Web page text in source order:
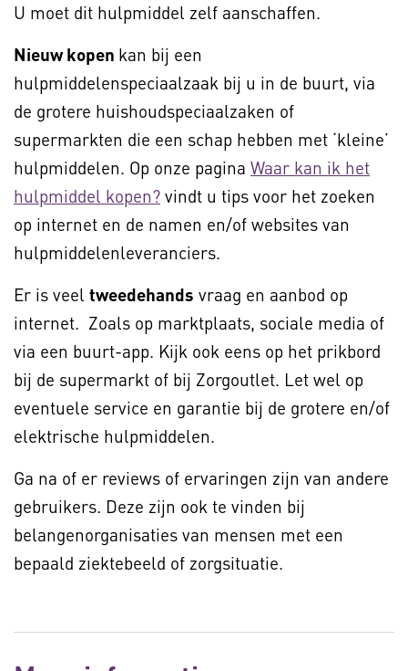
U moet dit hulpmiddel zelf aanschaffen.
Nieuw kopen kan bij een
hulpmiddelenspeciaalzaak bij u in de buurt, via
de grotere huishoudspeciaalzaken of
supermarkten die een schap hebben met ‘kleine’
hulpmiddelen. Op onze pagina Waar kan ik het
hulpmiddel kopen? vindt u tips voor het zoeken
op internet en de namen en/of websites van
hulpmiddelenleveranciers.
Er is veel tweedehands vraag en aanbod op
internet. Zoals op marktplaats, sociale media of
via een buurt-app. Kijk ook eens op het prikbord
bij de supermarkt of bij Zorgoutlet. Let wel op
eventuele service en garantie bij de grotere en/of
elektrische hulpmiddelen.
Ga na of er reviews of ervaringen zijn van andere
gebruikers. Deze zijn ook te vinden bij
belangenorganisaties van mensen met een
bepaald ziektebeeld of zorgsituatie.